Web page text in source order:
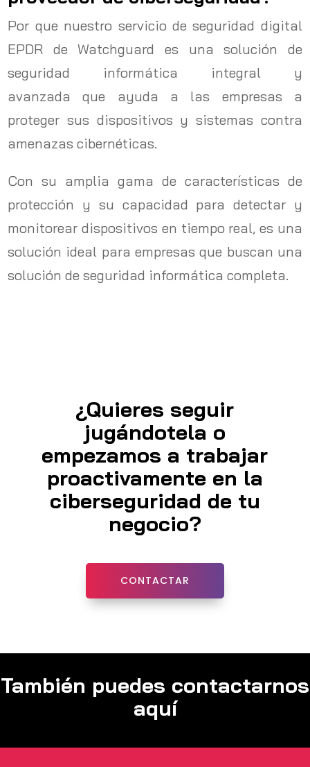
Por que nuestro servicio de seguridad digital
EPDR de Watchguard es una solución de
seguridad informática integral y
avanzada que ayuda a las empresas a
proteger sus dispositivos y sistemas contra
amenazas cibernéticas.
Con su amplia gama de características de
protección y su capacidad para detectar y
monitorear dispositivos en tiempo real, es una
solución ideal para empresas que buscan una
solución de seguridad informática completa.
¿Quieres seguir
jugándotela o
empezamos a trabajar
proactivamente en la
ciberseguridad de tu
negocio?
CONTACTAR
También puedes contactarnos
aquí